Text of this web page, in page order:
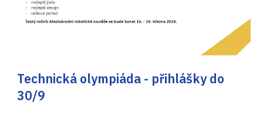
Technická olympiáda - přihlášky do
30/9